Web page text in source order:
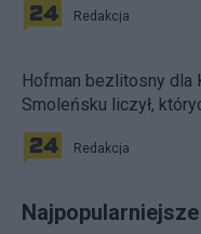
Redakcja
Hofman bezlitosny dla
Smoleńsku liczył,
Redakcja
Najpopularniejsze